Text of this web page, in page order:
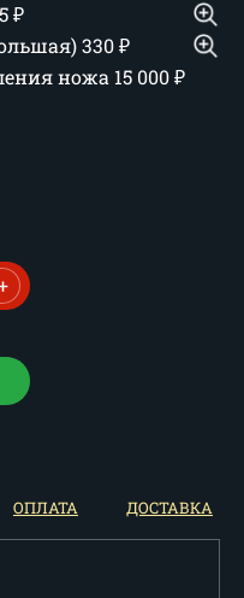
₽
330₽
ножа 15 000₽
ОПЛАТА ДОСТАВКА